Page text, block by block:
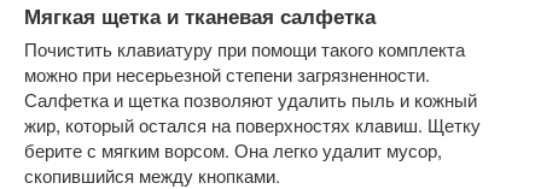
Мягкая щетка и тканевая салфетка
Почистить клавиатуру при помощи такого комплекта
можно при несерьезной степени загрязненности.
Салфетка и щетка позволяют удалить пыль и кожный
жир, который остался на поверхностях клавиш. Щетку
берите с мягким ворсом. Она легко удалит мусор,
скопившийся между кнопками.